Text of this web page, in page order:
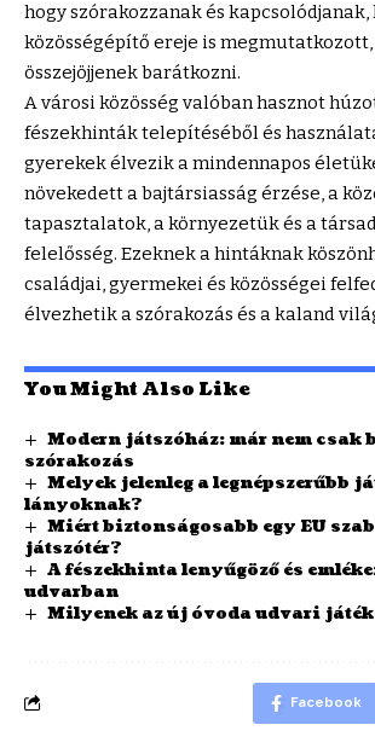
hogy szórakozzanak és kapcsolódjanak,
közösségépítő ereje is megmutatkozott,
összejöjjenek barátkozni.
A városi közösség valóban hasznot
fészekhinták telepítéséből és
gyerekek élvezik a mindennapos
növekedett a bajtársiasság érzése, a
tapasztalatok, a környezetük és a
felelősség. Ezeknek a hintáknak
családjai, gyermekei és közösségei
élvezhetik a szórakozás és a kaland
You Might Also Like
Modern játszóház: már nem csak
szórakozás
Melyek jelenleg a legnépszerűbb
lányoknak?
Miért biztonságosabb egy EU
játszótér?
A fészekhinta lenyűgöző és
udvarban
Milyenek az új óvoda udvari
Facebook